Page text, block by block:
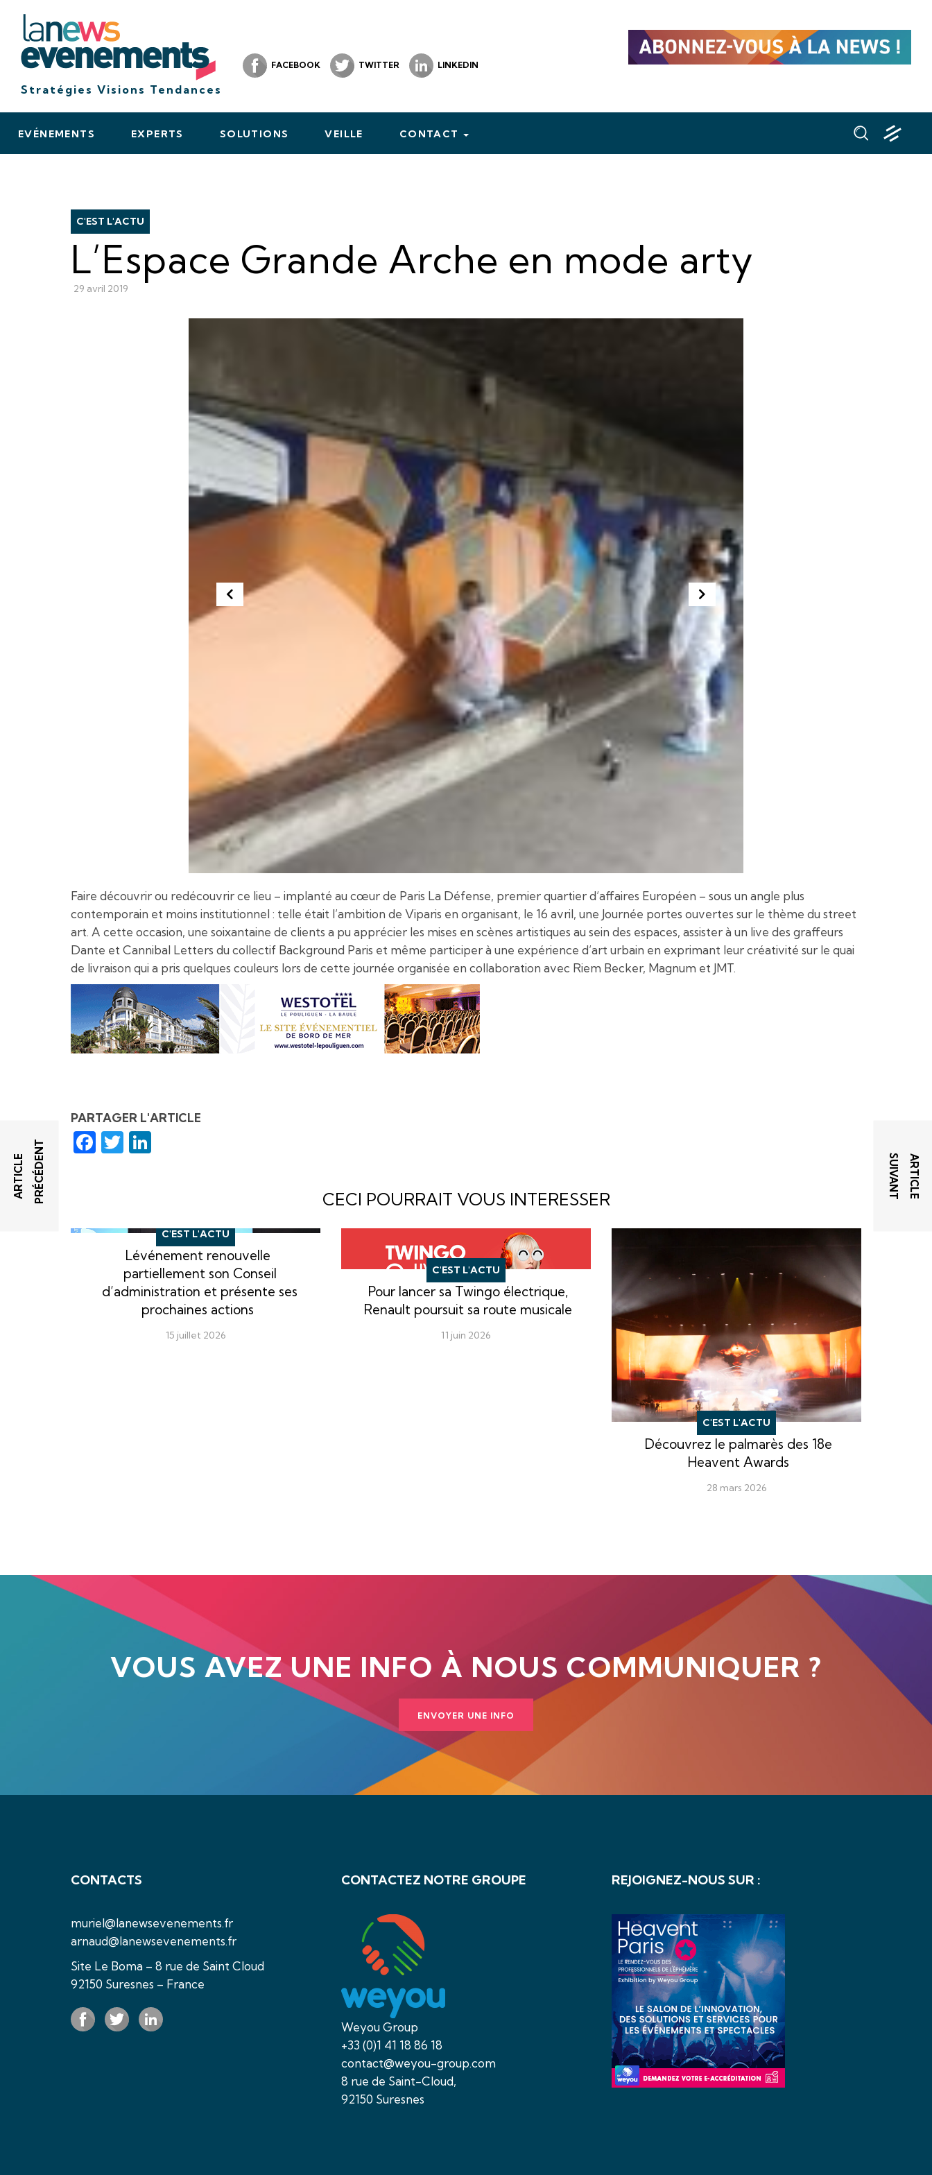
Stratégies Visions Tendances
FACEBOOK TWITTER LINKEDIN
EVÉNEMENTS EXPERTS SOLUTIONS VEILLE CONTACT
C'EST L'ACTU
L’Espace Grande Arche en mode arty
29 avril 2019
Faire découvrir ou redécouvrir ce lieu – implanté au cœur de Paris La Défense, premier quartier d’affaires Européen – sous un angle plus
contemporain et moins institutionnel : telle était l’ambition de Viparis en organisant, le 16 avril, une Journée portes ouvertes sur le thème du street
art. A cette occasion, une soixantaine de clients a pu apprécier les mises en scènes artistiques au sein des espaces, assister à un live des graffeurs
Dante et Cannibal Letters du collectif Background Paris et même participer à une expérience d’art urbain en exprimant leur créativité sur le quai
de livraison qui a pris quelques couleurs lors de cette journée organisée en collaboration avec Riem Becker, Magnum et JMT.
PARTAGER L'ARTICLE
Facebook
Twitter
A
R
T
I
C
L
E
P
R
É
C
É
D
E
N T A
R
T
I
C
L
E
S
U
I
V
A
N
T
CECI POURRAIT VOUS INTERESSER
C'EST L'ACTU
Lévénement renouvelle
partiellement son Conseil
d’administration et présente ses
prochaines actions
15 juillet 2026
C'EST L'ACTU
Pour lancer sa Twingo électrique,
Renault poursuit sa route musicale
11 juin 2026
C'EST L'ACTU
Découvrez le palmarès des 18e
Heavent Awards
28 mars 2026
VOUS AVEZ UNE INFO À NOUS COMMUNIQUER ?
ENVOYER UNE INFO
CONTACTS
muriel@lanewsevenements.fr
arnaud@lanewsevenements.fr
Site Le Boma – 8 rue de Saint Cloud
92150 Suresnes – France
CONTACTEZ NOTRE GROUPE
Weyou Group
+33 (0)1 41 18 86 18
contact@weyou-group.com
8 rue de Saint-Cloud,
92150 Suresnes
REJOIGNEZ-NOUS SUR :